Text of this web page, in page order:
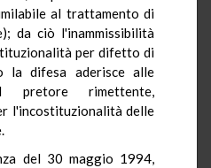
al trattamento di
da ciò l'inammissibilità
per difetto di
la difesa aderisce alle
pretore rimettente,
l'incostituzionalità delle
del 30 maggio 1994,